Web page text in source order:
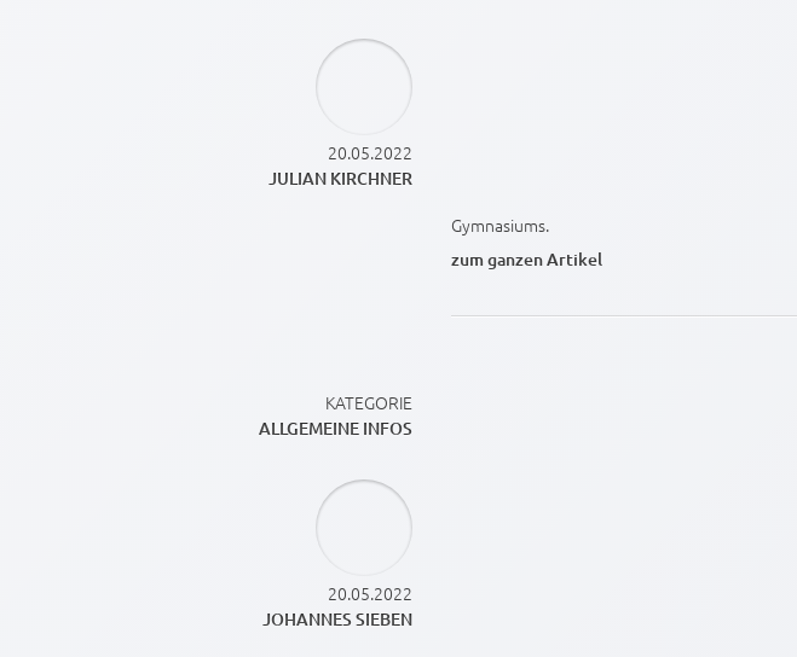
20.05.2022
JULIAN KIRCHNER
Gymnasiums.
zum ganzen Artikel
KATEGORIE
ALLGEMEINE INFOS
20.05.2022
JOHANNES SIEBEN